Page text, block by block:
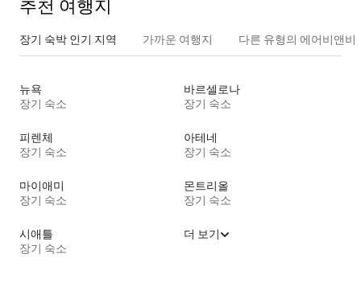
추천 여행지
장기 숙박 인기 지역 가까운 여행지 다른 유형의 에어비앤비
뉴욕
장기 숙소
바르셀로나
장기 숙소
피렌체
장기 숙소
아테네
장기 숙소
마이애미
장기 숙소
몬트리올
장기 숙소
시애틀
장기 숙소
더 보기